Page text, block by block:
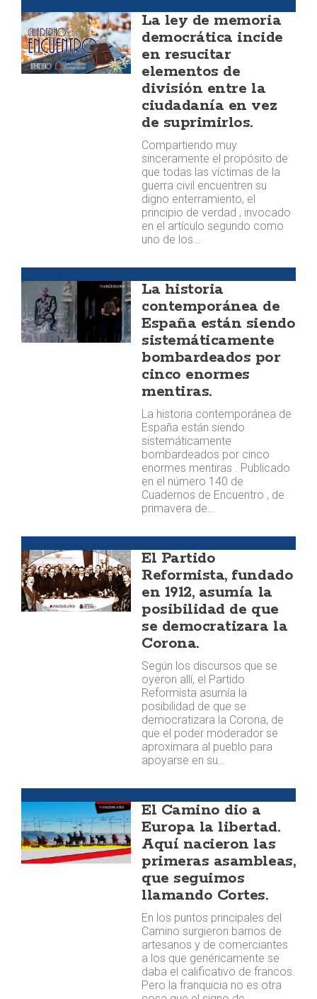
La ley de memoria
democrática incide
en resucitar
elementos de
división entre la
ciudadanía en vez
de suprimirlos.
Compartiendo muy
sinceramente el propósito de
que todas las víctimas de la
guerra civil encuentren su
digno enterramiento, el
principio de verdad , invocado
en el artículo segundo como
uno de los…
La historia
contemporánea de
España están siendo
sistemáticamente
bombardeados por
cinco enormes
mentiras.
La historia contemporánea de
España están siendo
sistemáticamente
bombardeados por cinco
enormes mentiras . Publicado
en el número 140 de
Cuadernos de Encuentro , de
primavera de…
El Partido
Reformista, fundado
en 1912, asumía la
posibilidad de que
se democratizara la
Corona.
Según los discursos que se
oyeron allí, el Partido
Reformista asumía la
posibilidad de que se
democratizara la Corona, de
que el poder moderador se
aproximara al pueblo para
apoyarse en su…
El Camino dio a
Europa la libertad.
Aquí nacieron las
primeras asambleas,
que seguimos
llamando Cortes.
En los puntos principales del
Camino surgieron barrios de
artesanos y de comerciantes
a los que genéricamente se
daba el calificativo de francos.
Pero la franquicia no es otra